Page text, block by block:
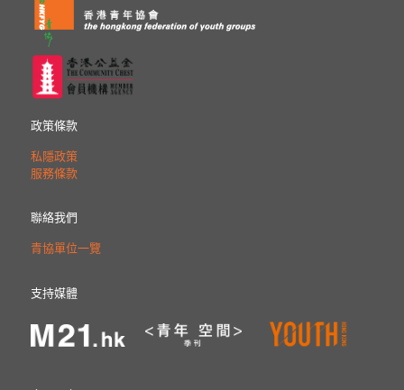
政策條款
私隱政策
服務條款
聯絡我們
青協單位一覽
支持媒體